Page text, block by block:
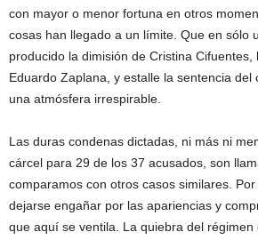
con mayor o menor fortuna en otros
cosas han llegado a un límite. Que en sólo
producido la dimisión de Cristina Cifuentes,
Eduardo Zaplana, y estalle la sentencia del
una atmósfera irrespirable.
Las duras condenas dictadas, ni más ni
cárcel para 29 de los 37 acusados, son
comparamos con otros casos similares.
dejarse engañar por las apariencias y
que aquí se ventila. La quiebra del